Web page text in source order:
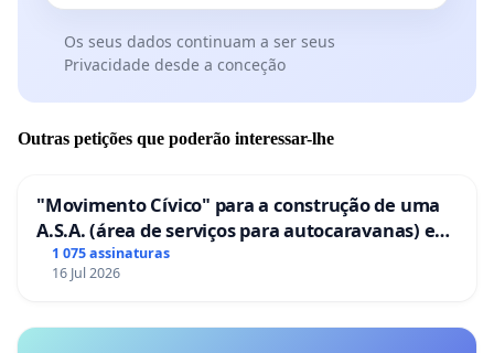
Os seus dados continuam a ser seus
Privacidade desde a conceção
Outras petições que poderão interessar-lhe
"Movimento Cívico" para a construção de uma
A.S.A. (área de serviços para autocaravanas) em
Coimbra
1 075 assinaturas
16 Jul 2026